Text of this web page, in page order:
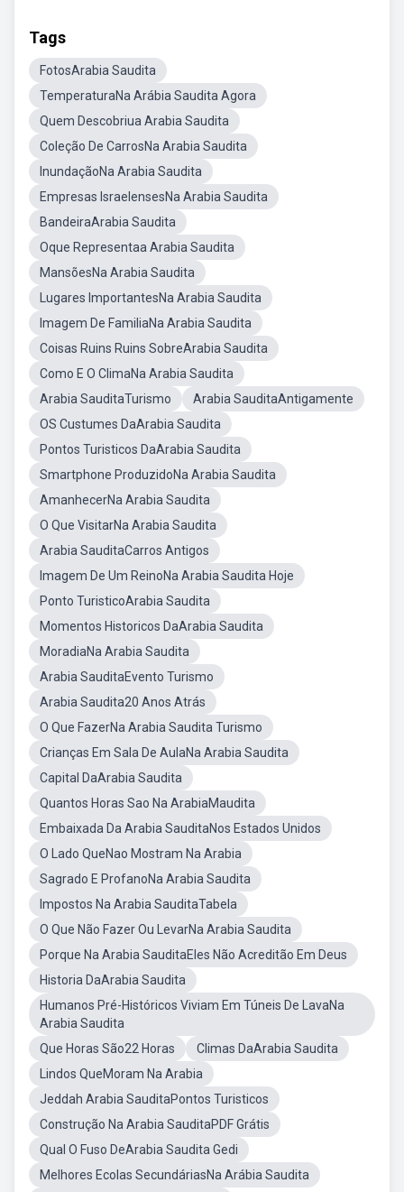
Tags
FotosArabia Saudita
TemperaturaNa Arábia Saudita Agora
Quem Descobriua Arabia Saudita
Coleção De CarrosNa Arabia Saudita
InundaçãoNa Arabia Saudita
Empresas IsraelensesNa Arabia Saudita
BandeiraArabia Saudita
Oque Representaa Arabia Saudita
MansõesNa Arabia Saudita
Lugares ImportantesNa Arabia Saudita
Imagem De FamiliaNa Arabia Saudita
Coisas Ruins Ruins SobreArabia Saudita
Como E O ClimaNa Arabia Saudita
Arabia SauditaTurismo
Arabia SauditaAntigamente
OS Custumes DaArabia Saudita
Pontos Turisticos DaArabia Saudita
Smartphone ProduzidoNa Arabia Saudita
AmanhecerNa Arabia Saudita
O Que VisitarNa Arabia Saudita
Arabia SauditaCarros Antigos
Imagem De Um ReinoNa Arabia Saudita Hoje
Ponto TuristicoArabia Saudita
Momentos Historicos DaArabia Saudita
MoradiaNa Arabia Saudita
Arabia SauditaEvento Turismo
Arabia Saudita20 Anos Atrás
O Que FazerNa Arabia Saudita Turismo
Crianças Em Sala De AulaNa Arabia Saudita
Capital DaArabia Saudita
Quantos Horas Sao Na ArabiaMaudita
Embaixada Da Arabia SauditaNos Estados Unidos
O Lado QueNao Mostram Na Arabia
Sagrado E ProfanoNa Arabia Saudita
Impostos Na Arabia SauditaTabela
O Que Não Fazer Ou LevarNa Arabia Saudita
Porque Na Arabia SauditaEles Não Acreditão Em Deus
Historia DaArabia Saudita
Humanos Pré-Históricos Viviam Em Túneis De LavaNa
Arabia Saudita
Que Horas São22 Horas
Climas DaArabia Saudita
Lindos QueMoram Na Arabia
Jeddah Arabia SauditaPontos Turisticos
Construção Na Arabia SauditaPDF Grátis
Qual O Fuso DeArabia Saudita Gedi
Melhores Ecolas SecundáriasNa Arábia Saudita